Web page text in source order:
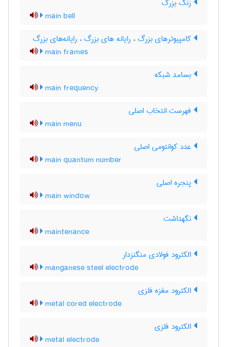
زنگ بزرگ
main bell
کامپیوترهای بزرگ ، رایانه های بزرگ ، رایانه‌های بزرگ
main frames
بسامد شبکه
main frequency
فهرست انتخاب اصلی
main menu
عدد کوانتومی اصلی
main quantum number
پنجره اصلی
main window
نگهداشت
maintenance
الکترود فولادی منگنزدار
manganese steel electrode
الکترود مغزه فلزی
metal cored electrode
الکترود فلزی
metal electrode